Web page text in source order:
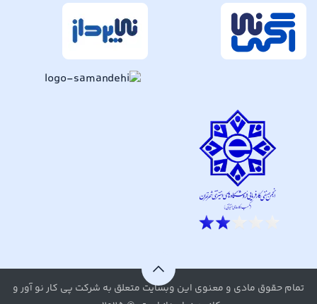
تمام حقوق مادی و معنوی این وبسایت متعلق به شرکت پی کار نو آور و